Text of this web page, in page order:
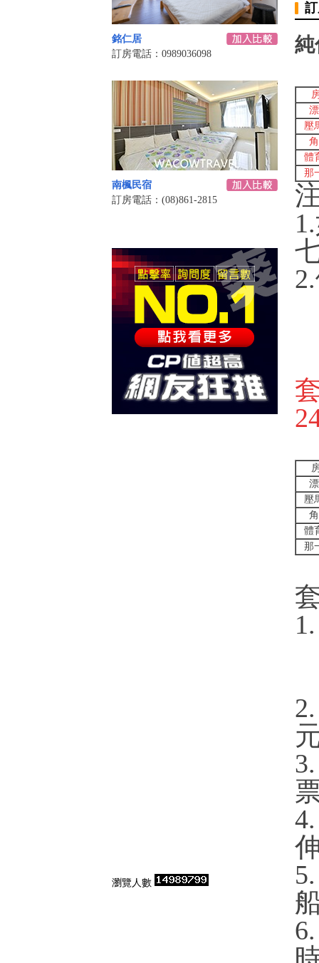
銘仁居
訂房電話：0989036098
南楓民宿
訂房電話：(08)861-2815
瀏覽人數
純
壓
體
那
壓
體
那